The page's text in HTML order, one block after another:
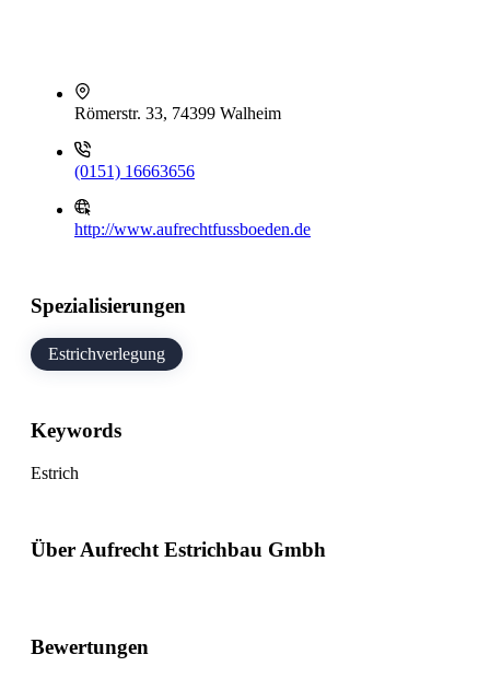
Römerstr. 33, 74399 Walheim
(0151) 16663656
http://www.aufrechtfussboeden.de
Spezialisierungen
Estrichverlegung
Keywords
Estrich
Über Aufrecht Estrichbau Gmbh
Bewertungen